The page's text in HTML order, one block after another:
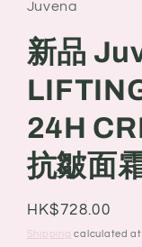
modal
Juvena
新品
24H
抗皺面
Regular
price
HK$728.00
Shipping calculated at